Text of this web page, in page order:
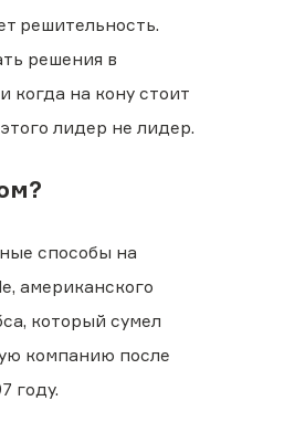
решительность.
решения в
когда на кону стоит
лидер не лидер.
способы на
американского
который сумел
компанию после
году.